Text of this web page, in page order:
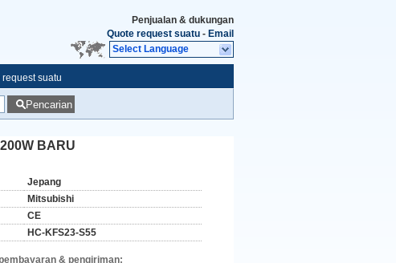
Penjualan & dukungan
Quote request suatu - Email
Select Language
request suatu
Pencarian
BARU
Jepang
Mitsubishi
CE
HC-KFS23-S55
& pengiriman: